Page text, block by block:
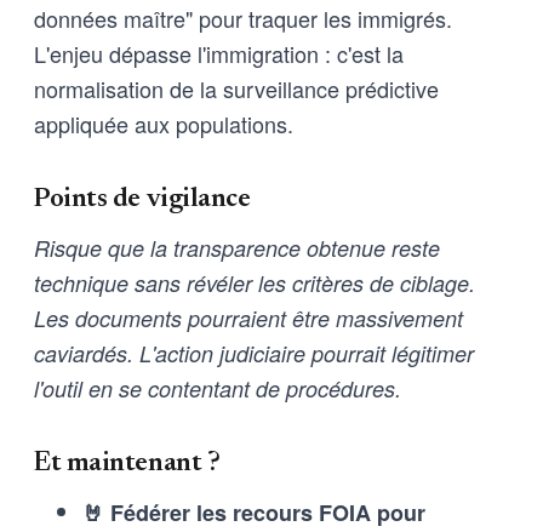
données maître" pour traquer les immigrés.
L'enjeu dépasse l'immigration : c'est la
normalisation de la surveillance prédictive
appliquée aux populations.
Points de vigilance
Risque que la transparence obtenue reste
technique sans révéler les critères de ciblage.
Les documents pourraient être massivement
caviardés. L'action judiciaire pourrait légitimer
l'outil en se contentant de procédures.
Et maintenant ?
🤘 Fédérer les recours FOIA pour